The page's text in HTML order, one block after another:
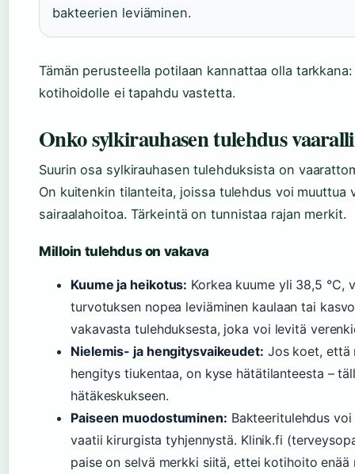
bakteerien leviäminen.
Tämän perusteella potilaan kannattaa olla
kotihoidolle ei tapahdu vastetta.
Onko sylkirauhasen tulehdus
Suurin osa sylkirauhasen tulehduksista on
On kuitenkin tilanteita, joissa tulehdus voi muuttua
sairaalahoitoa. Tärkeintä on tunnistaa rajan merkit.
Milloin tulehdus on vakava
Kuume ja heikotus: Korkea kuume yli 38,5 °C,
turvotuksen nopea leviäminen kaulaan tai
vakavasta tulehduksesta, joka voi levitä
Nielemis- ja hengitysvaikeudet: Jos koet, että
hengitys tiukentaa, on kyse hätätilanteesta –
hätäkeskukseen.
Paiseen muodostuminen: Bakteeritulehdus
vaatii kirurgista tyhjennystä. Klinik.fi
paise on selvä merkki siitä, ettei kotihoito enää